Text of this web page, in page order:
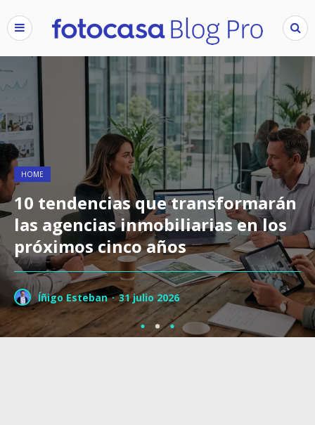
HOME
10 tendencias que transformarán
las agencias inmobiliarias en los
próximos cinco años
Íñigo Esteban · 31 julio 2026